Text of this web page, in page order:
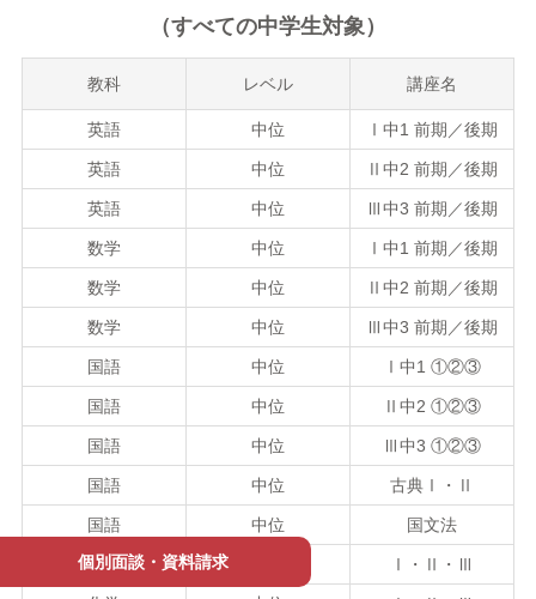
（すべての中学生対象）
教科 レベル 講座名
英語 中位 Ⅰ中1 前期／後期
英語 中位 Ⅱ中2 前期／後期
英語 中位 Ⅲ中3 前期／後期
数学 中位 Ⅰ中1 前期／後期
数学 中位 Ⅱ中2 前期／後期
数学 中位 Ⅲ中3 前期／後期
国語 中位 Ⅰ中1 ①②③
国語 中位 Ⅱ中2 ①②③
国語 中位 Ⅲ中3 ①②③
国語 中位 古典Ⅰ・Ⅱ
国語 中位 国文法
物理 Ⅰ・Ⅱ・Ⅲ
個別面談・資料請求